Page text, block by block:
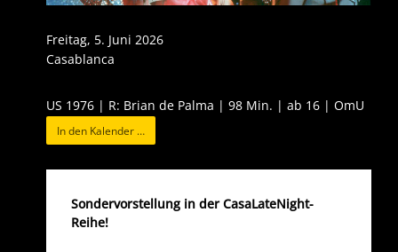
Sondervorstellung in der CasaLateNight-
Reihe!
Freitag, 5. Juni 2026
Casablanca
US 1976 | R: Brian de Palma | 98 Min. | ab 16 | OmU
In den Kalender …